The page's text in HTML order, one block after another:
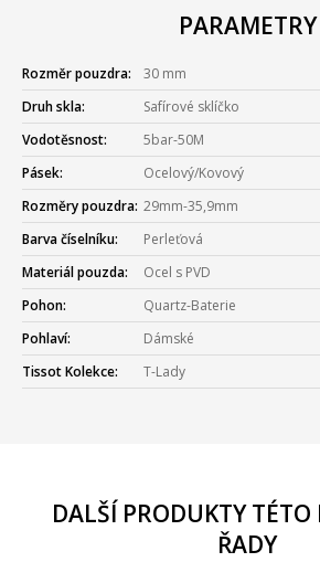
PARAMETRY
Rozměr pouzdra:
30 mm
Druh skla:
Safírové sklíčko
Vodotěsnost:
5bar-50M
Pásek:
Ocelový/Kovový
Rozměry pouzdra: 29mm-35,9mm
Barva číselníku:
Perleťová
Materiál pouzda:
Ocel s PVD
Pohon:
Quartz-Baterie
Pohlaví:
Dámské
Tissot Kolekce:
T-Lady
DALŠÍ PRODUKTY TÉTO
ŘADY